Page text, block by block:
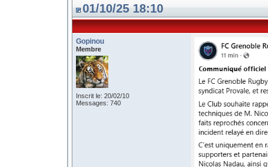
01/10/25 18:10
Gopinou
Membre
Inscrit le: 20/02/10
Messages: 740